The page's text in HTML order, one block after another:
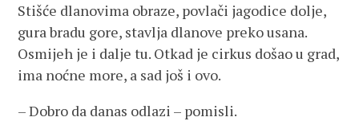
Stišće dlanovima obraze, povlači jagodice dolje,
gura bradu gore, stavlja dlanove preko usana.
Osmijeh je i dalje tu. Otkad je cirkus došao u grad,
ima noćne more, a sad još i ovo.
– Dobro da danas odlazi – pomisli.